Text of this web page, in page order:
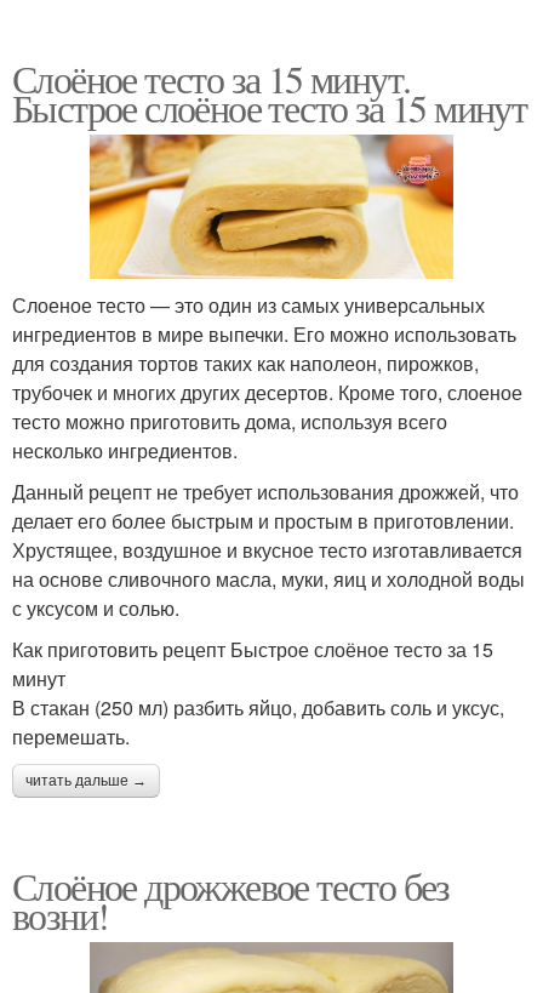
Слоёное тесто за 15 минут.
Быстрое слоёное тесто за 15 минут
Слоеное тесто — это один из самых универсальных
ингредиентов в мире выпечки. Его можно использовать
для создания тортов таких как наполеон, пирожков,
трубочек и многих других десертов. Кроме того, слоеное
тесто можно приготовить дома, используя всего
несколько ингредиентов.
Данный рецепт не требует использования дрожжей, что
делает его более быстрым и простым в приготовлении.
Хрустящее, воздушное и вкусное тесто изготавливается
на основе сливочного масла, муки, яиц и холодной воды
с уксусом и солью.
Как приготовить рецепт Быстрое слоёное тесто за 15
минут
В стакан (250 мл) разбить яйцо, добавить соль и уксус,
перемешать.
читать дальше →
Слоёное дрожжевое тесто без
возни!